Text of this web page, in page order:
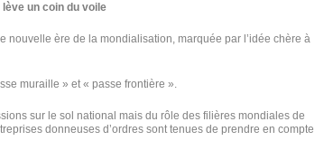
un coin du voile
ère de la mondialisation, marquée par l’idée chère à
muraille » et « passe frontière ».
sur le sol national mais du rôle des filières mondiales de
donneuses d’ordres sont tenues de prendre en compte